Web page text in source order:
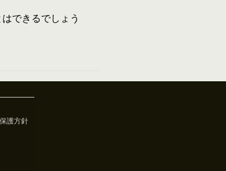
できるでしょう
護方針